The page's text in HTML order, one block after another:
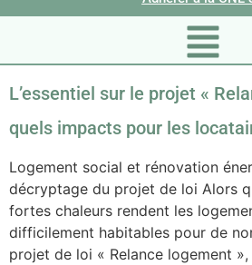
L’essentiel sur le projet «
quels impacts pour les
Logement social et rénovation
décryptage du projet de loi Alors
fortes chaleurs rendent les
difficilement habitables pour de
projet de loi « Relance logement